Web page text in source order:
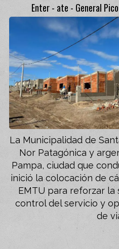
Enter - ate - General
La Municipalidad de
Nor Patagónica y
Pampa, ciudad que
inició la colocación de
EMTU para reforzar la
control del servicio y
de